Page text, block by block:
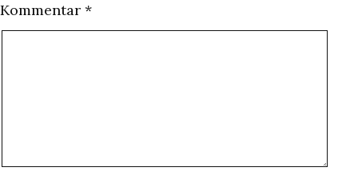
Kommentar *